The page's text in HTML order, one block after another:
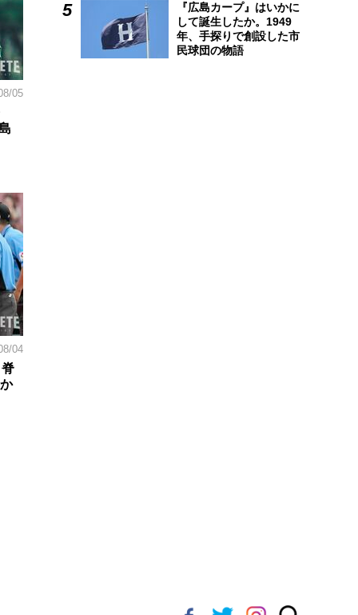
05
04
『広島カープ』はいかに
して誕生したか。1949
年、手探りで創設した市
民球団の物語